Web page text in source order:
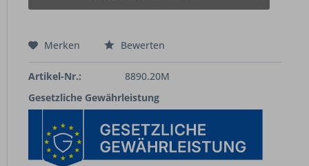
Merken Bewerten
Artikel-Nr.:
8890.20M
Gesetzliche Gewährleistung